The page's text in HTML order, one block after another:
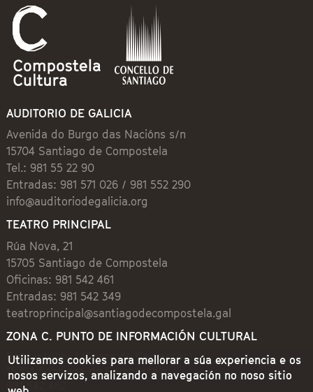
AUDITORIO DE GALICIA
Avenida do Burgo das Nacións s/n
15704 Santiago de Compostela
Tel.: 981 55 22 90
Entradas: 981 571 026 / 981 552 290
info@auditoriodegalicia.org
TEATRO PRINCIPAL
Rúa Nova, 21
15705 Santiago de Compostela
Oficinas: 981 542 461
Entradas: 981 542 349
teatroprincipal@santiagodecompostela.gal
ZONA C. PUNTO DE INFORMACIÓN CULTURAL
Preguntoiro, 1 (Praza de Cervantes)
15704 Santiago de Compostela
981 542 462
Utilizamos cookies para mellorar a súa experiencia e os
nosos servizos, analizando a navegación no noso sitio